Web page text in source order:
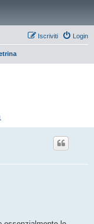
Login
Iscriviti